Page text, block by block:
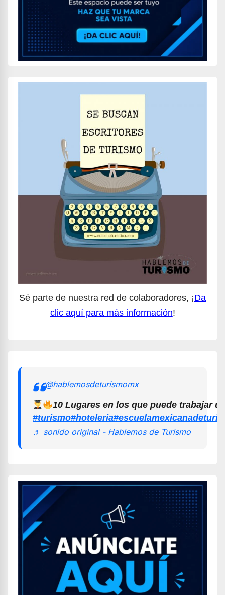
Sé parte de nuestra red de colaboradores, ¡Da
clic aquí para más información!
@hablemosdeturismomx
10 Lugares en los que puede trabajar
#turismo#hoteleria
♬ sonido original - Hablemos de Turismo